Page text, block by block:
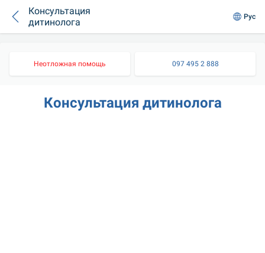
Консультация
дитинолога
Рус
Неотложная помощь 097 495 2 888
Консультация дитинолога